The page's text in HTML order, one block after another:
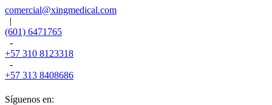
comercial@xingmedical.com
|
(601) 6471765
-
+57 310 8123318
-
+57 313 8408686
Síguenos en: